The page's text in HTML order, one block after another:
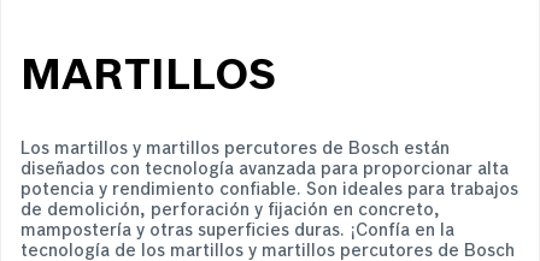
MARTILLOS
Los martillos y martillos percutores de Bosch están
diseñados con tecnología avanzada para proporcionar alta
potencia y rendimiento confiable. Son ideales para trabajos
de demolición, perforación y fijación en concreto,
mampostería y otras superficies duras. ¡Confía en la
tecnología de los martillos y martillos percutores de Bosch